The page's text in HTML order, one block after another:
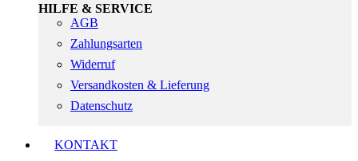
HILFE & SERVICE
AGB
Zahlungsarten
Widerruf
Versandkosten & Lieferung
Datenschutz
KONTAKT